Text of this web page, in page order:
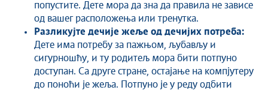
попустите. Дете мора да зна да правила не зависе
од вашег расположења или тренутка.
Разликујте дечије жеље од дечијих потреба:
Дете има потребу за пажњом, љубављу и
сигурношћу, и ту родитељ мора бити потпуно
доступан. Са друге стране, остајање на компјутеру
до поноћи је жеља. Потпуно је у реду одбити